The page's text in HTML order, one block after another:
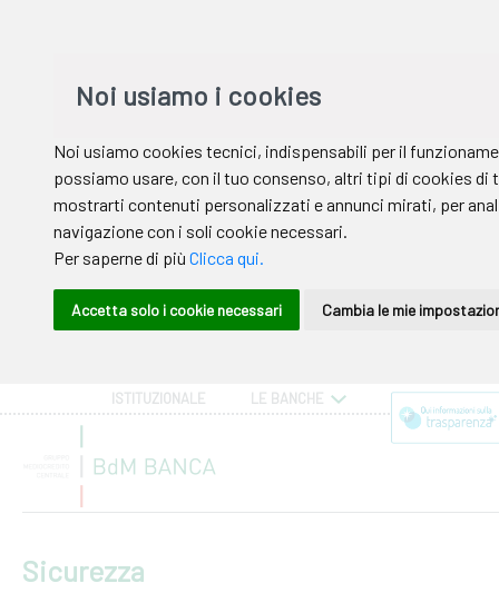
ISTITUZIONALE LE BANCHE
Sicurezza